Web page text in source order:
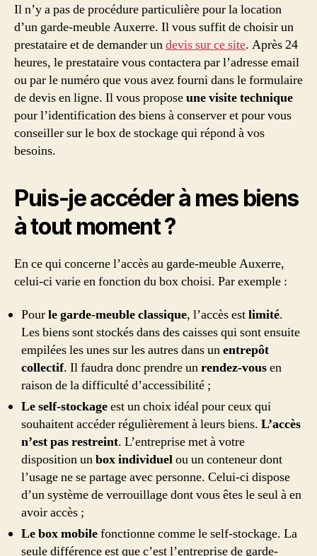
Il n’y a pas de procédure particulière pour la location
d’un garde-meuble Auxerre. Il vous suffit de choisir un
prestataire et de demander undevis sur ce site. Après 24
heures, le prestataire vous contactera par l’adresse email
ou par le numéro que vous avez fourni dans le formulaire
de devis en ligne. Il vous proposeune visite technique
pour l’identification des biens à conserver et pour vous
conseiller sur le box de stockage qui répond à vos
besoins.
Puis-je accéder à mes biens
à tout moment ?
En ce qui concerne l’accès au garde-meuble Auxerre,
celui-ci varie en fonction du box choisi. Par exemple :
Pourle garde-meuble classique, l’accès estlimité.
Les biens sont stockés dans des caisses qui sont ensuite
empilées les unes sur les autres dans unentrepôt
collectif. Il faudra donc prendre unrendez-vousen
raison de la difficulté d’accessibilité ;
Le self-stockageest un choix idéal pour ceux qui
souhaitent accéder régulièrement à leurs biens. L’accès
n’est pas restreint. L’entreprise met à votre
disposition unbox individuelou un conteneur dont
l’usage ne se partage avec personne. Celui-ci dispose
d’un système de verrouillage dont vous êtes le seul à en
avoir accès ;
Le box mobilefonctionne comme le self-stockage. La
seule différence est que c’est l’entreprise de garde-